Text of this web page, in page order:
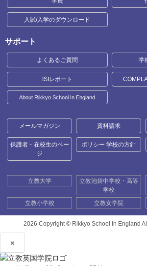
入試/入学のダウンロード
サポート
よくあるご質問 学
ISIレポート
About Rikkyo School In England
メールマガジン 資料請求
保護者・在校生のペー
ジ
ポリシー 学校の方針
立教大学
立教池袋中学校・高等
学校
立教小学校
立教女学院
2026 Copyright © Rikkyo School In England
×